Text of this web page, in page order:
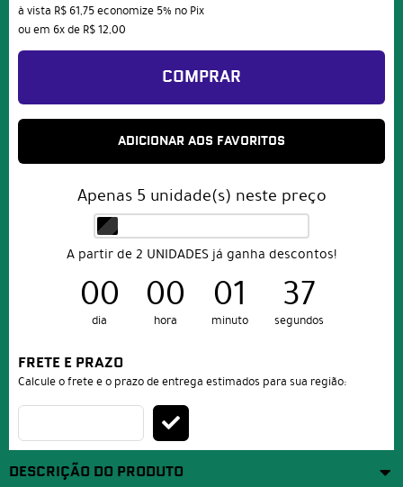
à vista R$ 61,75economize 5% no Pix
ou em 6xde R$ 12,00
COMPRAR
ADICIONAR AOS FAVORITOS
Apenas 5 unidade(s) neste preço
A partir de 2 UNIDADES já ganha descontos!
00
dia
00
hora
01
minuto
37
segundos
FRETE E PRAZO
Calcule o frete e o prazo de entrega estimados para sua região:
DESCRIÇÃO DO PRODUTO